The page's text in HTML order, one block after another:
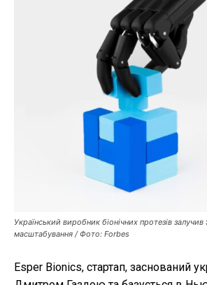
Курс валют
Ми в соц. мережах
Український виробник біонічних протезів
масштабування / Фото: Forbes
Esper Bionics, стартап, заснований